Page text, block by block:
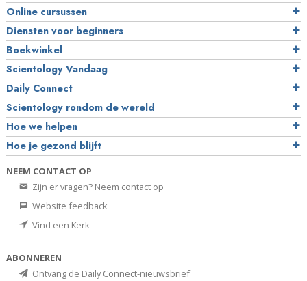
Online cursussen
Diensten voor beginners
Boekwinkel
Scientology Vandaag
Daily Connect
Scientology rondom de wereld
Hoe we helpen
Hoe je gezond blijft
NEEM CONTACT OP
Zijn er vragen? Neem contact op
Website feedback
Vind een Kerk
ABONNEREN
Ontvang de Daily Connect-nieuwsbrief